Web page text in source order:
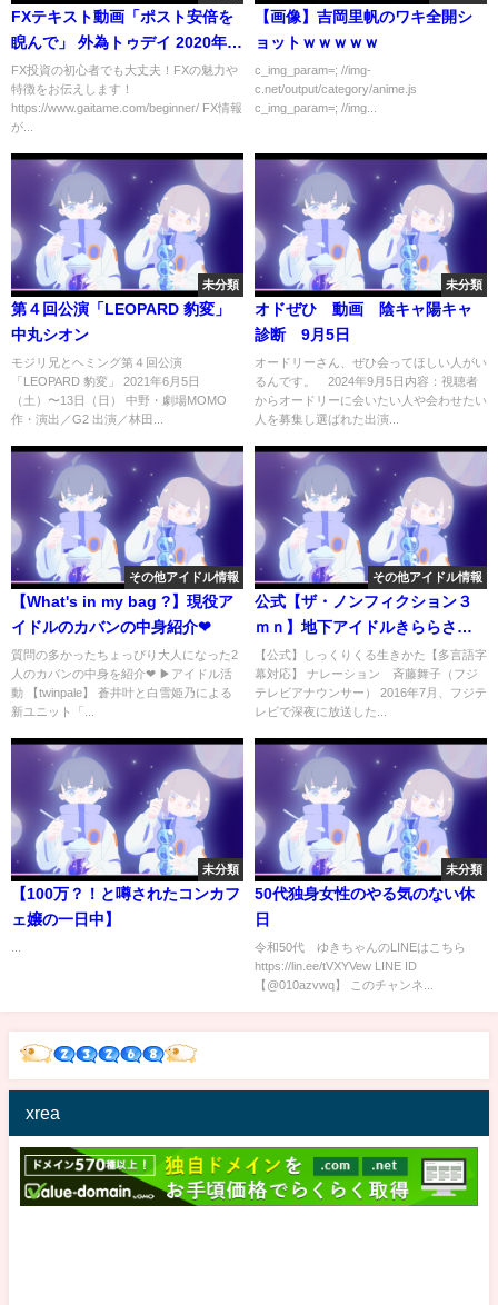
FXテキスト動画「ポスト安倍を
睨んで」 外為トゥデイ 2020年8
月31日号
FX投資の初心者でも大丈夫！FXの魅力や
特徴をお伝えします！
https://www.gaitame.com/beginner/ FX情報
が...
【画像】吉岡里帆のワキ全開シ
ョットｗｗｗｗｗ
c_img_param=; //img-
c.net/output/category/anime.js
c_img_param=; //img...
未分類
第４回公演「LEOPARD 豹変」
中丸シオン
モジリ兄とヘミング第４回公演
「LEOPARD 豹変」 2021年6月5日
（土）〜13日（日） 中野・劇場MOMO
作・演出／G2 出演／林田...
未分類
オドぜひ 動画 陰キャ陽キャ
診断 9月5日
オードリーさん、ぜひ会ってほしい人がい
るんです。 2024年9月5日内容：視聴者
からオードリーに会いたい人や会わせたい
人を募集し選ばれた出演...
その他アイドル情報
【What's in my bag ?】現役ア
イドルのカバンの中身紹介❤︎
質問の多かったちょっぴり大人になった2
人のカバンの中身を紹介❤︎ ▶︎アイドル活
動 【twinpale】 蒼井叶と白雪姫乃による
新ユニット「...
その他アイドル情報
公式【ザ・ノンフィクション３
ｍｎ】地下アイドルきららさん
のしっくりくる人生…ＶＯＬ①
【公式】しっくりくる生きかた【多言語字
幕対応】 ナレーション 斉藤舞子（フジ
テレビアナウンサー） 2016年7月、フジテ
レビで深夜に放送した...
未分類
【100万？！と噂されたコンカフ
ェ嬢の一日中】
未分類
50代独身女性のやる気のない休
日
令和50代 ゆきちゃんのLINEはこちら
https://lin.ee/tVXYVew LINE ID
【@010azvwq】 このチャンネ...
xrea